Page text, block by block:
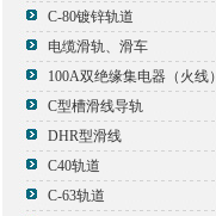
C-80镀锌轨道
电缆滑轨、滑车
100A双绝缘集电器（火线）
C型槽滑线导轨
DHR型滑线
C40轨道
C-63轨道